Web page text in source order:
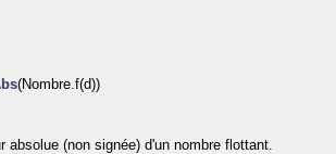
(Nombre.f(d))
absolue (non signée) d'un nombre flottant.